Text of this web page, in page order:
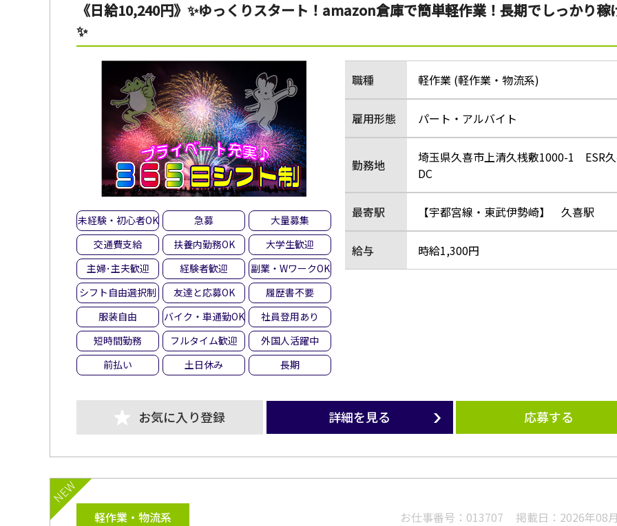
《日給10,240円》✨ゆっくりスタート！amazon倉庫で簡単軽作業！長期でしっかり稼
✨
未経験・初心者OK 急募
大量募集
交通費支給
扶養内勤務OK
大学生歓迎
主婦･主夫歓迎
経験者歓迎
副業・WワークOK
シフト自由選択制
友達と応募OK
履歴書不要
服装自由
バイク・車通勤OK
社員登用あり
短時間勤務
フルタイム歓迎
外国人活躍中
前払い
土日休み 長期
職種 軽作業 (軽作業・物流系)
雇用形態 パート・アルバイト
勤務地
埼玉県久喜市上清久桟敷1000-1 ESR
DC
最寄駅 【宇都宮線・東武伊勢崎】 久喜駅
給与 時給1,300円
お気に入り登録 詳細を見る 応募する
NEW
軽作業・物流系 お仕事番号： 013707 掲載日： 2026年08